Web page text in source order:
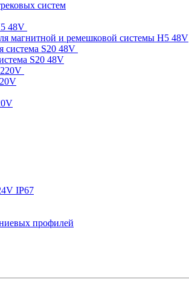
систем
48V
магнитной и ремешковой системы H5 48V
система S20 48V
S20 48V
IP67
профилей